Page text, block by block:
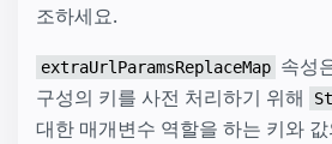
조하세요.
extraUrlParamsReplaceMap 속성
구성의 키를 사전 처리하기 위해
대한 매개변수 역할을 하는 키와